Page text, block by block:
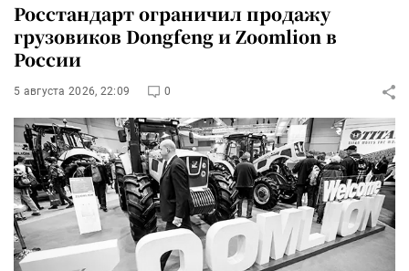
Росстандарт ограничил продажу
грузовиков Dongfeng и Zoomlion в
России
5 августа 2026, 22:09 0